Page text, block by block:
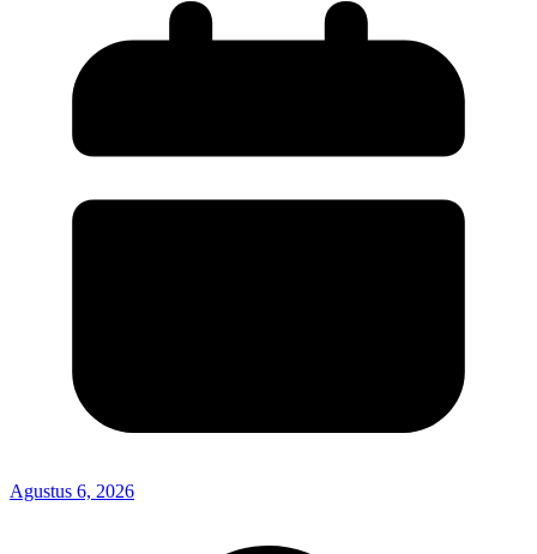
Agustus 6, 2026